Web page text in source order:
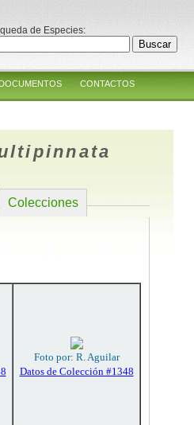
de Especies:
CONTACTOS
Colecciones
Foto por: R. Aguilar
Datos de Colección #1348